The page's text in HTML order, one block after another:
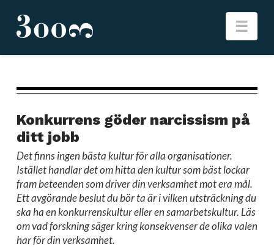
Konkurrens göder narcissism på
ditt jobb
Det finns ingen bästa kultur för alla organisationer.
Istället handlar det om hitta den kultur som bäst lockar
fram beteenden som driver din verksamhet mot era mål.
Ett avgörande beslut du bör ta är i vilken utsträckning du
ska ha en konkurrenskultur eller en samarbetskultur. Läs
om vad forskning säger kring konsekvenser de olika valen
har för din verksamhet.